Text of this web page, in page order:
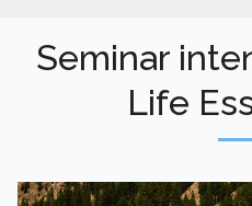
Seminar
Life